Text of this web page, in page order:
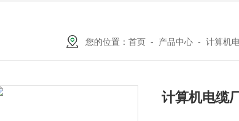
您的位置：首页 - 产品中心 -计算机
计算机电缆